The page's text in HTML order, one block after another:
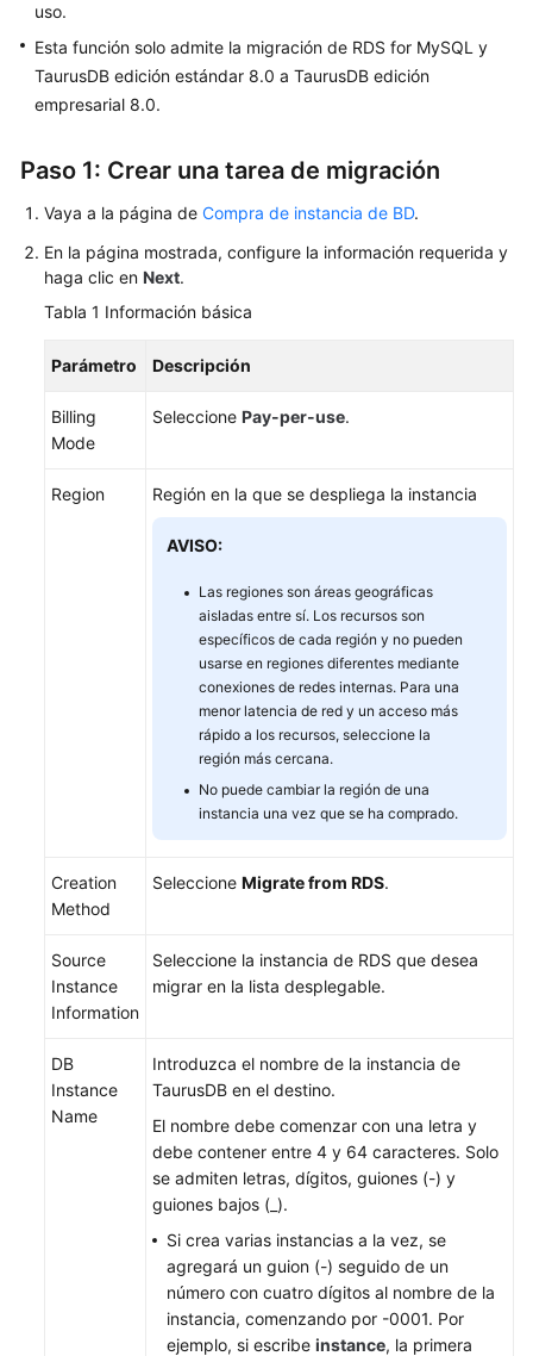
de
BD
una
instancia
base
de
datos
Uso
la
base
datos
datos
a
mediante
mysqldump
datos
a
funciones
exportación
importación
uso.
Esta función solo admite la migración de RDS for MySQL y
TaurusDB edición estándar 8.0 a TaurusDB edición
empresarial 8.0.
Paso 1: Crear una tarea de migración
Vaya a la página de Compra de instancia de BD.
En la página mostrada, configure la información requerida y
haga clic en Next.
Tabla 1 Información básica
Parámetro Descripción
Billing
Mode
Seleccione Pay-per-use.
Region Región en la que se despliega la instancia
AVISO:
Las regiones son áreas geográficas
aisladas entre sí. Los recursos son
específicos de cada región y no pueden
usarse en regiones diferentes mediante
conexiones de redes internas. Para una
menor latencia de red y un acceso más
rápido a los recursos, seleccione la
región más cercana.
No puede cambiar la región de una
instancia una vez que se ha comprado.
Creation
Method
Seleccione Migrate from RDS.
Source
Instance
Information
Seleccione la instancia de RDS que desea
migrar en la lista desplegable.
DB
Instance
Name
Introduzca el nombre de la instancia de
TaurusDB en el destino.
El nombre debe comenzar con una letra y
debe contener entre 4 y 64 caracteres. Solo
se admiten letras, dígitos, guiones (-) y
guiones bajos (_).
Si crea varias instancias a la vez, se
agregará un guion (-) seguido de un
número con cuatro dígitos al nombre de la
instancia, comenzando por -0001. Por
ejemplo, si escribe instance, la primera